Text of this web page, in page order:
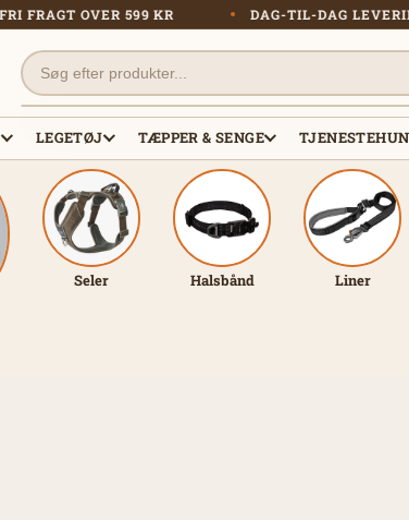
FRI FRAGT OVER 599 KR DAG-TIL-DAG
LEGETØJ TÆPPER & SENGE
Seler Halsbånd Liner